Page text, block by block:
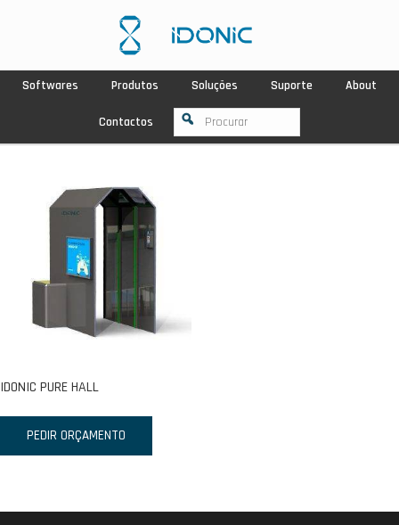
Softwares Produtos Soluções Suporte About
Contactos
IDONIC PURE HALL
PEDIR ORÇAMENTO